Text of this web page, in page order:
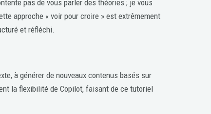
pas de vous parler des théories ; je vous
approche « voir pour croire » est extrêmement
et réfléchi.
à générer de nouveaux contenus basés sur
la flexibilité de Copilot, faisant de ce tutoriel